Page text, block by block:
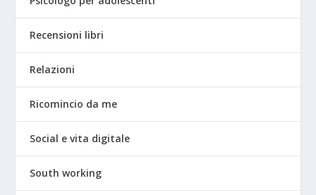
Recensioni libri
Relazioni
Ricomincio da me
Social e vita digitale
South working